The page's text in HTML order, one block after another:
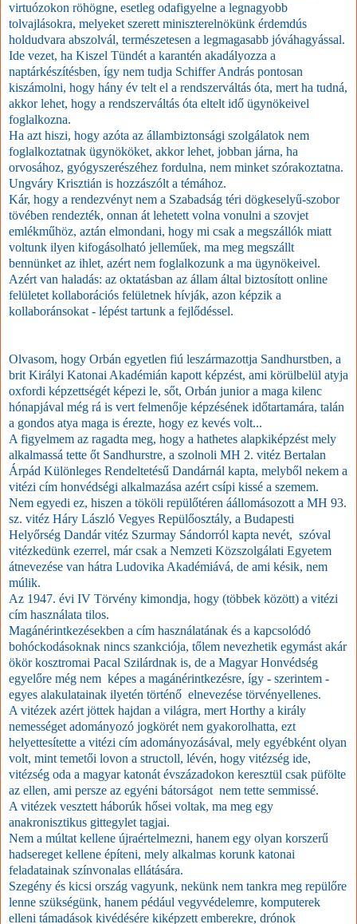
virtuózokon röhögne, esetleg odafigyelne a legnagyobb
tolvajlásokra, melyeket szerett miniszterelnökünk érdemdús
holdudvara abszolvál, természetesen a legmagasabb jóváhagyással.
Ide vezet, ha Kiszel Tündét a karantén akadályozza a
naptárkészítésben, így nem tudja Schiffer András pontosan
kiszámolni, hogy hány év telt el a rendszerváltás óta, mert ha tudná,
akkor lehet, hogy a rendszerváltás óta eltelt idő ügynökeivel
foglalkozna.
Ha azt hiszi, hogy azóta az állambiztonsági szolgálatok nem
foglalkoztatnak ügynököket, akkor lehet, jobban járna, ha
orvosához, gyógyszerészéhez fordulna, nem minket szórakoztatna.
Ungváry Krisztián is hozzászólt a témához.
Kár, hogy a rendezvényt nem a Szabadság téri dögkeselyű-szobor
tövében rendezték, onnan át lehetett volna vonulni a szovjet
emlékműhöz, aztán elmondani, hogy mi csak a megszállók miatt
voltunk ilyen kifogásolható jelleműek, ma meg megszállt
bennünket az ihlet, azért nem foglalkozunk a ma ügynökeivel.
Azért van haladás: az oktatásban az állam által biztosított online
felületet kollaborációs felületnek hívják, azon képzik a
kollaboránsokat - lépést tartunk a fejlődéssel.
Olvasom, hogy Orbán egyetlen fiú leszármazottja Sandhurstben, a
brit Királyi Katonai Akadémián kapott képzést, ami körülbelül atyja
oxfordi képzettségét képezi le, sőt, Orbán junior a maga kilenc
hónapjával még rá is vert felmenője képzésének időtartamára, talán
a gondos atya maga is érezte, hogy ez kevés volt...
A figyelmem az ragadta meg, hogy a hathetes alapkiképzést mely
alkalmassá tette őt Sandhurstre, a szolnoli MH 2. vitéz Bertalan
Árpád Különleges Rendeltetésű Dandárnál kapta, melyből nekem a
vitézi cím honvédségi alkalmazása azért csípi kissé a szemem.
Nem egyedi ez, hiszen a tököli repülőtéren áállomásozott a MH 93.
sz. vitéz Háry László Vegyes Repülőosztály, a Budapesti
Helyőrség Dandár vitéz Szurmay Sándorról kapta nevét, szóval
vitézkedünk ezerrel, már csak a Nemzeti Közszolgálati Egyetem
átnevezése van hátra Ludovika Akadémiává, de ami késik, nem
múlik.
Az 1947. évi IV Törvény kimondja, hogy (többek között) a vitézi
cím használata tilos.
Magánérintkezésekben a cím használatának és a kapcsolódó
bohóckodásoknak nincs szankciója, tőlem nevezhetik egymást akár
ökör kosztromai Pacal Szilárdnak is, de a Magyar Honvédség
egyelőre még nem képes a magánérintkezésre, így - szerintem -
egyes alakulatainak ilyetén történő elnevezése törvényellenes.
A vitézek azért jöttek hajdan a világra, mert Horthy a király
nemességet adományozó jogkörét nem gyakorolhatta, ezt
helyettesítette a vitézi cím adományozásával, mely egyébként olyan
volt, mint temetői lovon a structoll, lévén, hogy vitézség ide,
vitézség oda a magyar katonát évszázadokon keresztül csak püfölte
az ellen, ami persze az egyéni bátorságot nem tette semmissé.
A vitézek vesztett háborúk hősei voltak, ma meg egy
anakronisztikus gittegylet tagjai.
Nem a múltat kellene újraértelmezni, hanem egy olyan korszerű
hadsereget kellene építeni, mely alkalmas korunk katonai
feladatainak színvonalas ellátására.
Szegény és kicsi ország vagyunk, nekünk nem tankra meg repülőre
lenne szükségünk, hanem pédául vegyvédelemre, komputerek
elleni támadások kivédésére kiképzett emberekre, drónok